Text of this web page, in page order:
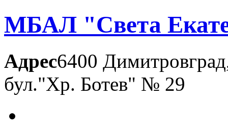
МБАЛ "Света
Адрес6400
бул."Хр. Ботев" № 29